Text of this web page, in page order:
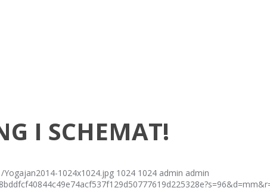
I SCHEMAT!
1024x1024.jpg 1024 1024 admin admin